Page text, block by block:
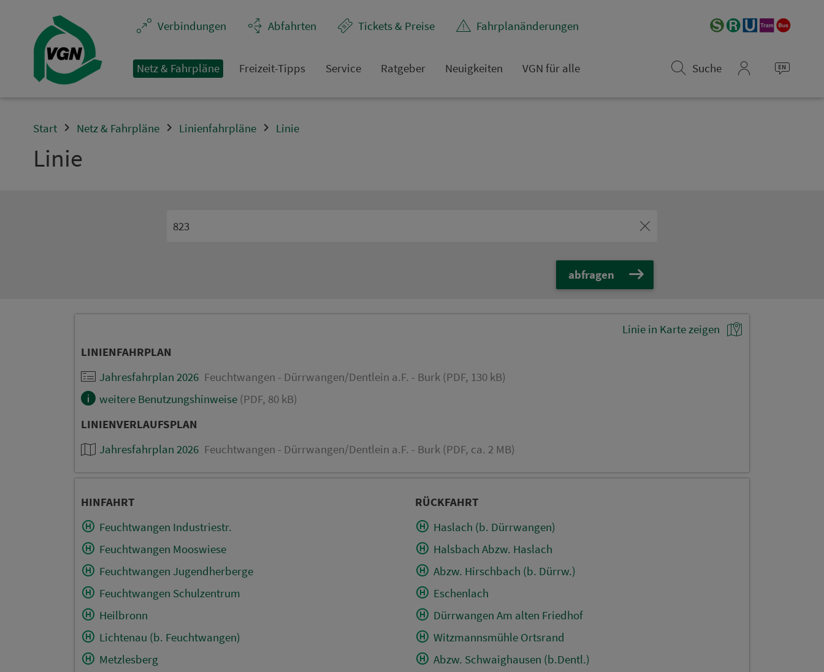
Ver­bin­dungen
Abfahrten Tickets & Preise Fahr­plan­ände­rungen
Netz & Fahrpläne Frei­zeit-Tipps Service Rat­ge­ber Neuigkeiten VGN für alle
Suche
Start Netz & Fahrpläne Linienfahrpläne Linie
Linie
abfragen
Linie in Karte zeigen
LINIENFAHRPLAN
Jahresfahrplan 2026 Feuchtwangen - Dürrwangen/Dentlein a.F. - Burk (PDF, 130 kB)
weitere Benutzungshinweise (PDF, 80 kB)
LINIENVERLAUFSPLAN
Jahresfahrplan 2026 Feuchtwangen - Dürrwangen/Dentlein a.F. - Burk (PDF, ca. 2 MB)
HINFAHRT
Feuchtwangen Industriestr.
Feuchtwangen Mooswiese
Feuchtwangen Jugendherberge
Feuchtwangen Schulzentrum
Heilbronn
Lichtenau (b. Feuchtwangen)
Metzlesberg
RÜCKFAHRT
Haslach (b. Dürrwangen)
Halsbach Abzw. Haslach
Abzw. Hirschbach (b. Dürrw.)
Eschenlach
Dürrwangen Am alten Friedhof
Witzmannsmühle Ortsrand
Abzw. Schwaighausen (b.Dentl.)